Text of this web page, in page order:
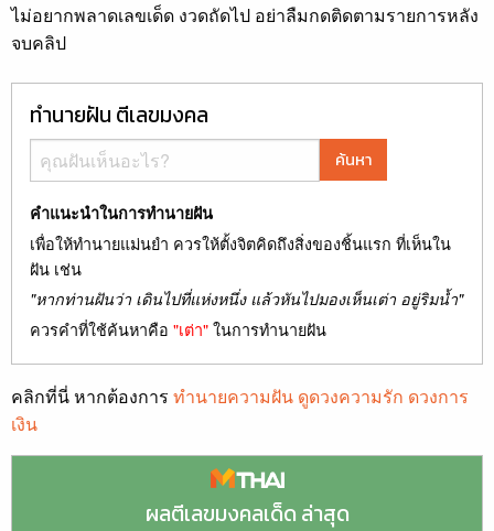
ไม่อยากพลาดเลขเด็ด งวดถัดไป อย่าลืมกดติดตามรายการหลัง
จบคลิป
ทำนายฝัน ตีเลขมงคล
ค้นหา
คำแนะนำในการทำนายฝัน
เพื่อให้ทำนายแม่นยำ ควรให้ตั้งจิตคิดถึงสิ่งของชิ้นแรก ที่เห็นใน
ฝัน เช่น
"หากท่านฝันว่า เดินไปที่แห่งหนึ่ง แล้วหันไปมองเห็นเต่า อยู่ริมน้ำ"
ควรคำที่ใช้ค้นหาคือ "เต่า"ในการทำนายฝัน
คลิกที่นี่ หากต้องการ ทำนายความฝัน ดูดวงความรัก ดวงการ
เงิน
ผลตีเลขมงคลเด็ด ล่าสุด